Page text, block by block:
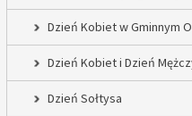
Dzień Kobiet w Gminnym
Dzień Kobiet i Dzień
Dzień Sołtysa